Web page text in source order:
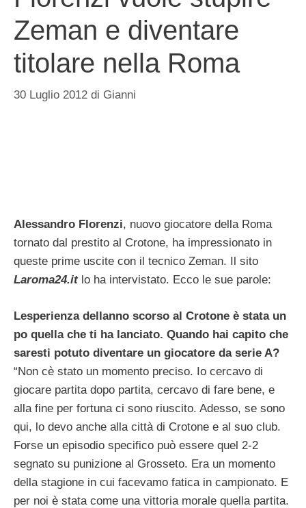
Zeman e diventare
titolare nella Roma
30 Luglio 2012 di Gianni
Alessandro Florenzi, nuovo giocatore della Roma
tornato dal prestito al Crotone, ha impressionato in
queste prime uscite con il tecnico Zeman. Il sito
Laroma24.itlo ha intervistato. Ecco le sue parole:
Lesperienza dellanno scorso al Crotone è stata un
po quella che ti ha lanciato. Quando hai capito che
saresti potuto diventare un giocatore da serie A?
“Non cè stato un momento preciso. Io cercavo di
giocare partita dopo partita, cercavo di fare bene, e
alla fine per fortuna ci sono riuscito. Adesso, se sono
qui, lo devo anche alla città di Crotone e al suo club.
Forse un episodio specifico può essere quel 2-2
segnato su punizione al Grosseto. Era un momento
della stagione in cui facevamo fatica in campionato. E
per noi è stata come una vittoria morale quella partita.